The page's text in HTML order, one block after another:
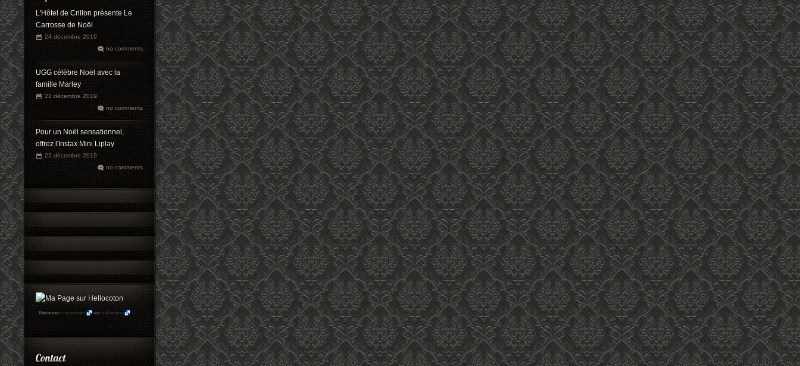
L'Hôtel de Crillon présente Le
Carrosse de Noël
24 décembre 2019
no comments
UGG célèbre Noël avec la
famille Marley
22 décembre 2019
no comments
Pour un Noël sensationnel,
offrez l'Instax Mini Liplay
22 décembre 2019
no comments
Retrouvez maryophoto sur Hellocoton